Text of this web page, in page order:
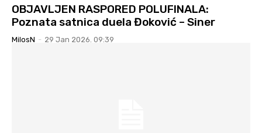
OBJAVLJEN RASPORED POLUFINALA:
Poznata satnica duela Đoković – Siner
MilosN - 29 Jan 2026. 09:39